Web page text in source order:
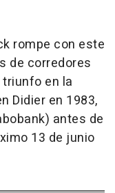
rompe con este
de corredores
en la
Didier en 1983,
antes de
13 de junio